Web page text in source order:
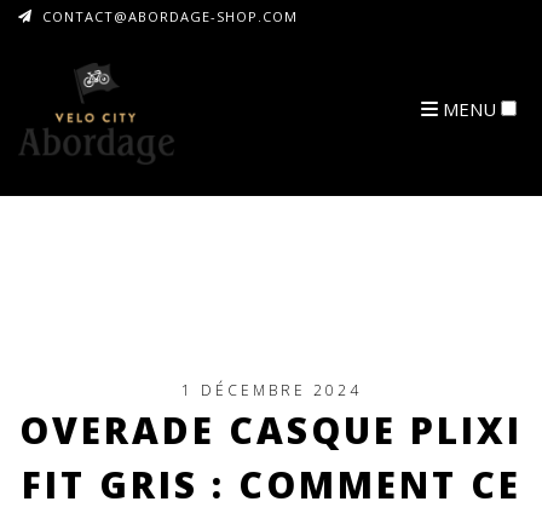
CONTACT@ABORDAGE-SHOP.COM
MENU
ARCHIVES
1 DÉCEMBRE 2024
OVERADE CASQUE PLIXI
FIT GRIS : COMMENT CE